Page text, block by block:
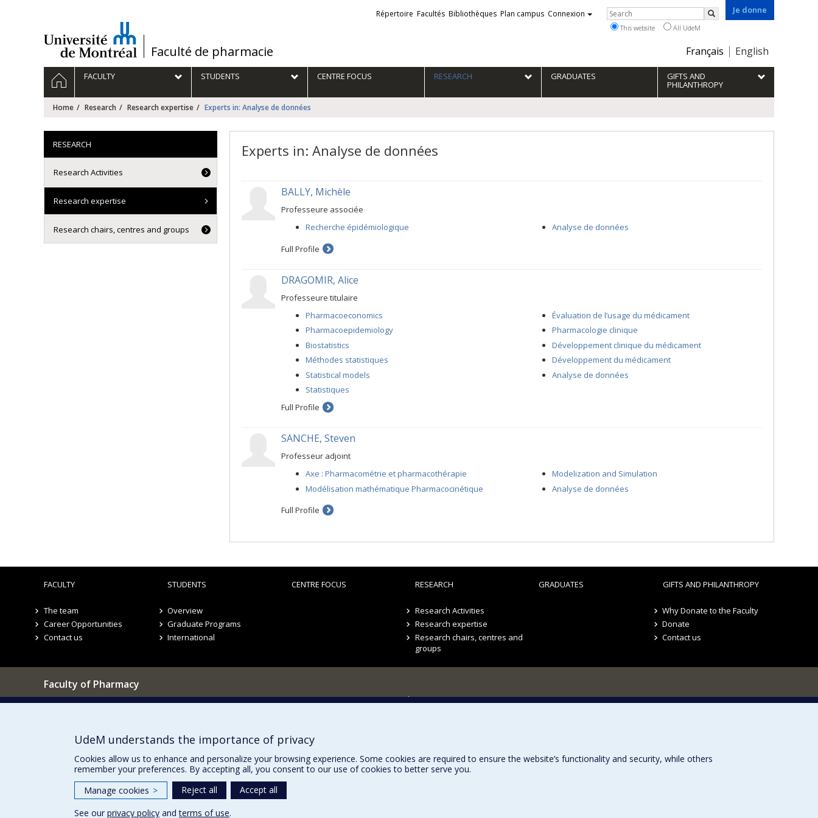
/Faculté de pharmacie
Je donne
Choix
la
langue
Français English
Liens
externes
Répertoire Facultés Bibliothèques Plan campus Connexion Rechercher
Search
This website All UdeM
Navigation
principale
HOMEFACULTY STUDENTS CENTRE FOCUS RESEARCH GRADUATES GIFTS AND
PHILANTHROPY
Home Research Research expertise Experts in: Analyse de données
Experts in: Analyse de données
BALLY, Michèle
Professeure associée
Recherche épidémiologique
Analyse de données
Full Profile
DRAGOMIR, Alice
Professeure titulaire
Pharmacoeconomics
Pharmacoepidemiology
Biostatistics
Méthodes statistiques
Statistical models
Statistiques
Évaluation de l’usage du médicament
Pharmacologie clinique
Développement clinique du médicament
Développement du médicament
Analyse de données
Full Profile
SANCHE, Steven
Professeur adjoint
Axe : Pharmacométrie et pharmacothérapie
Modélisation mathématique Pharmacocinétique
Modelization and Simulation
Analyse de données
Full Profile
RESEARCH
Research Activities
Research expertise
Research chairs, centres and groups
FACULTY
The team
Career Opportunities
Contact us
STUDENTS
Overview
Graduate Programs
International
CENTRE FOCUS RESEARCH
Research Activities
Research expertise
Research chairs, centres and
groups
GRADUATES GIFTS AND PHILANTHROPY
Why Donate to the Faculty
Donate
Contact us
Faculty of Pharmacy
Pavillon Jean-Coutu
Tél. : 514 343-6422
Our Locations
Sitemap
UdeM understands the importance of privacy
Cookies allow us to enhance and personalize your browsing experience. Some cookies are required to ensure the website’s functionality and security, while others
remember your preferences. By accepting all, you consent to our use of cookies to better serve you.
Manage cookies > Reject all
Accept all
See our privacy policy andterms of use.